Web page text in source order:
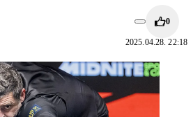
0
2025.04.28. 22:18